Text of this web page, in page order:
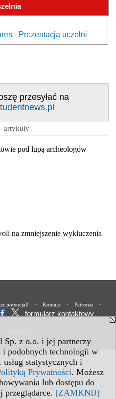
Sp. z o.o. i jej partnerzy
podobnych technologii w
statystycznych i
Prywatności. Możesz
lub dostępu do
[ZAMKNIJ]
- Prezentacja uczelni
przesyłać na
artykuły
pod lupą archeologów
na zmniejszenie wykluczenia
potencjał! • Kontakt • Patronat •
formularz kontaktowy